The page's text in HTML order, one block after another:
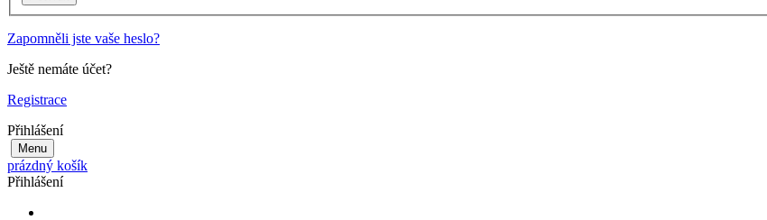
Zapomněli jste vaše heslo?
Ještě nemáte účet?
Registrace
Přihlášení
Menu
prázdný košík
Přihlášení